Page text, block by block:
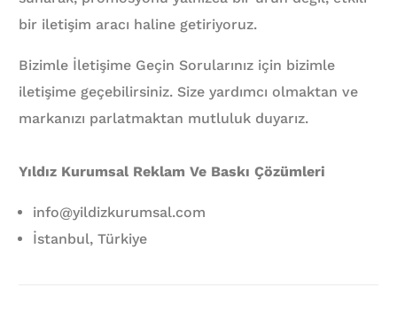
bir iletişim aracı haline getiriyoruz.
Bizimle İletişime Geçin Sorularınız için bizimle
iletişime geçebilirsiniz. Size yardımcı olmaktan ve
markanızı parlatmaktan mutluluk duyarız.
Yıldız Kurumsal Reklam Ve Baskı Çözümleri
info@yildizkurumsal.com
İstanbul, Türkiye